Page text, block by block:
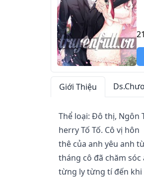
21
Giới Thiệu
Thể loại: Đô thị, Ngôn
herry Tố Tố. Cô vị hôn
thê của anh yêu anh
tháng cô đã chăm sóc
từng ly từng tí đến